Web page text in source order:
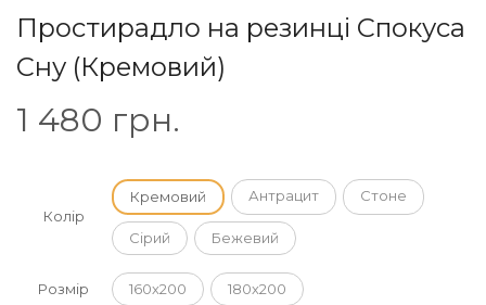
Простирадло на резинці Спокуса
Сну (Кремовий)
1 480 грн.
Колір
Кремовий Антрацит Стоне
Сірий Бежевий
Розмір 160х200 180х200